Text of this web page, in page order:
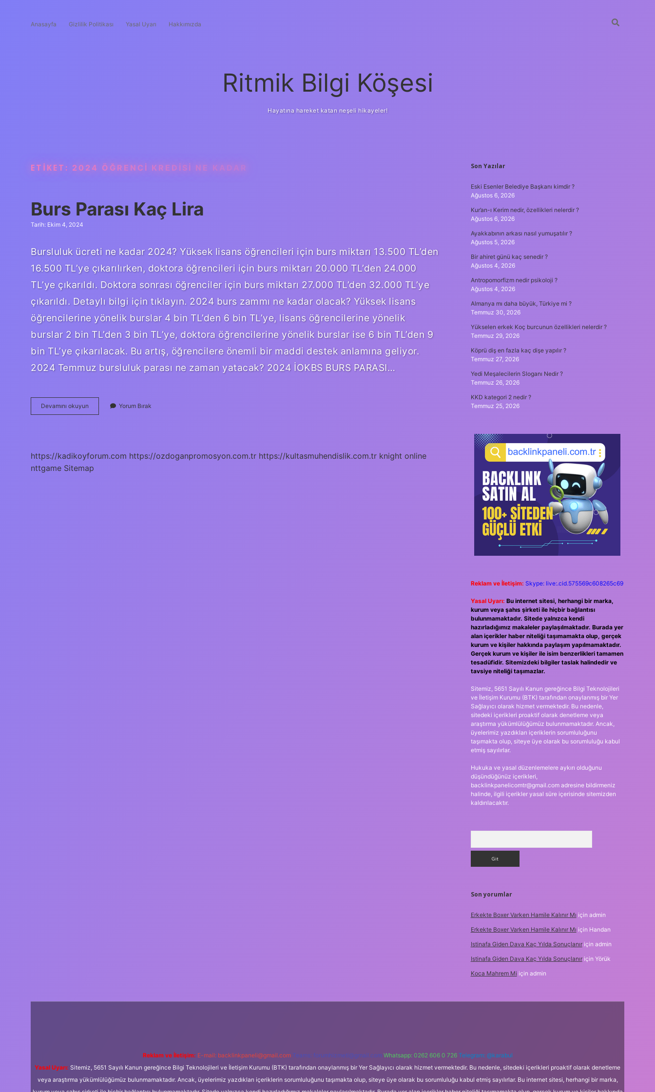
Anasayfa Gizlilik Politikası Yasal Uyarı Hakkımızda
Ritmik Bilgi Köşesi
Hayatına hareket katan neşeli hikayeler!
ETIKET: 2024 ÖĞRENCI KREDISI NE KADAR
Burs Parası Kaç Lira
Tarih: Ekim 4, 2024
Bursluluk ücreti ne kadar 2024? Yüksek lisans öğrencileri için burs miktarı 13.500 TL’den
16.500 TL’ye çıkarılırken, doktora öğrencileri için burs miktarı 20.000 TL’den 24.000
TL’ye çıkarıldı. Doktora sonrası öğrenciler için burs miktarı 27.000 TL’den 32.000 TL’ye
çıkarıldı. Detaylı bilgi için tıklayın. 2024 burs zammı ne kadar olacak? Yüksek lisans
öğrencilerine yönelik burslar 4 bin TL’den 6 bin TL’ye, lisans öğrencilerine yönelik
burslar 2 bin TL’den 3 bin TL’ye, doktora öğrencilerine yönelik burslar ise 6 bin TL’den 9
bin TL’ye çıkarılacak. Bu artış, öğrencilere önemli bir maddi destek anlamına geliyor.
2024 Temmuz bursluluk parası ne zaman yatacak? 2024 İOKBS BURS PARASI…
Devamını okuyun
Parası
Yorum Bırak
https://kadikoyforum.com https://ozdoganpromosyon.com.tr https://kultasmuhendislik.com.tr knight online
nttgame Sitemap
SIDEBAR
Son Yazılar
Eski Esenler Belediye Başkanı kimdir ?
Ağustos 6, 2026
Kur’an-ı Kerim nedir, özellikleri nelerdir ?
Ağustos 6, 2026
Ayakkabının arkası nasıl yumuşatılır ?
Ağustos 5, 2026
Bir ahiret günü kaç senedir ?
Ağustos 4, 2026
Antropomorfizm nedir psikoloji ?
Ağustos 4, 2026
Almanya mı daha büyük, Türkiye mi ?
Temmuz 30, 2026
Yükselen erkek Koç burcunun özellikleri nelerdir ?
Temmuz 29, 2026
Köprü diş en fazla kaç dişe yapılır ?
Temmuz 27, 2026
Yedi Meşalecilerin Sloganı Nedir ?
Temmuz 26, 2026
KKD kategori 2 nedir ?
Temmuz 25, 2026
Reklam ve İletişim: Skype: live:.cid.575569c608265c69
Yasal Uyarı: Bu internet sitesi, herhangi bir marka,
kurum veya şahıs şirketi ile hiçbir bağlantısı
bulunmamaktadır. Sitede yalnızca kendi
hazırladığımız makaleler paylaşılmaktadır. Burada yer
alan içerikler haber niteliği taşımamakta olup, gerçek
kurum ve kişiler hakkında paylaşım yapılmamaktadır.
Gerçek kurum ve kişiler ile isim benzerlikleri tamamen
tesadüfidir. Sitemizdeki bilgiler taslak halindedir ve
tavsiye niteliği taşımazlar.
Sitemiz, 5651 Sayılı Kanun gereğince Bilgi Teknolojileri
ve İletişim Kurumu (BTK) tarafından onaylanmış bir Yer
Sağlayıcı olarak hizmet vermektedir. Bu nedenle,
sitedeki içerikleri proaktif olarak denetleme veya
araştırma yükümlülüğümüz bulunmamaktadır. Ancak,
üyelerimiz yazdıkları içeriklerin sorumluluğunu
taşımakta olup, siteye üye olarak bu sorumluluğu kabul
etmiş sayılırlar.
Hukuka ve yasal düzenlemelere aykırı olduğunu
düşündüğünüz içerikleri,
backlinkpanelicomtr@gmail.comadresine bildirmeniz
halinde, ilgili içerikler yasal süre içerisinde sitemizden
kaldırılacaktır.
Son yorumlar
Erkekte Boxer Varken Hamile Kalınır Mı için admin
Erkekte Boxer Varken Hamile Kalınır Mı için Handan
Istinafa Giden Dava Kaç Yılda Sonuçlanıriçin admin
Istinafa Giden Dava Kaç Yılda Sonuçlanıriçin Yörük
Koca Mahrem Mi için admin
Reklam ve İletişim: E-mail: backlinkpaneli@gmail.com Teams: forumhizmeti@gmail.com Whatsapp: 0262 606 0 726 Telegram: @karabul
Yasal Uyarı: Sitemiz, 5651 Sayılı Kanun gereğince Bilgi Teknolojileri ve İletişim Kurumu (BTK) tarafından onaylanmış bir Yer Sağlayıcı olarak hizmet vermektedir. Bu nedenle, sitedeki içerikleri proaktif olarak denetleme
veya araştırma yükümlülüğümüz bulunmamaktadır. Ancak, üyelerimiz yazdıkları içeriklerin sorumluluğunu taşımakta olup, siteye üye olarak bu sorumluluğu kabul etmiş sayılırlar. Bu internet sitesi, herhangi bir marka,